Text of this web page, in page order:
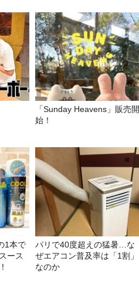
「Sunday Heavens」販売開
始！
1本で
ース
パリで40度超えの猛暑…な
ぜエアコン普及率は「1割」
なのか